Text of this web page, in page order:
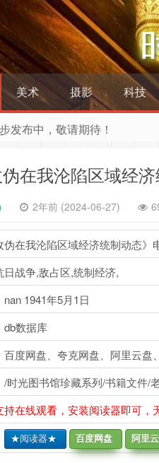
美术 摄影 科技
发布中，敬请期待！
在我沦陷区域经
2年前 (2024-06-27)
伪在我沦陷区域经济统制动态》
日战争,敌占区,统制经济,
1941年5月1日
db数据库
百度网盘、夸克网盘、阿里云盘
/时光图书馆珍藏系列/书籍文件/
在线观看，安装阅读器即可，
★阅读器★ 百度网盘 阿里